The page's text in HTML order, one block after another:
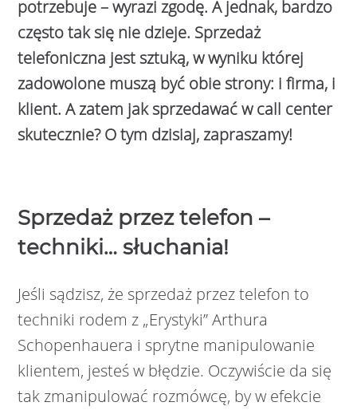
potrzebuje – wyrazi zgodę. A jednak, bardzo
często tak się nie dzieje. Sprzedaż
telefoniczna jest sztuką, w wyniku której
zadowolone muszą być obie strony: i firma, i
klient. A zatem jak sprzedawać w call center
skutecznie? O tym dzisiaj, zapraszamy!
Sprzedaż przez telefon –
techniki… słuchania!
Jeśli sądzisz, że sprzedaż przez telefon to
techniki rodem z „Erystyki” Arthura
Schopenhauera i sprytne manipulowanie
klientem, jesteś w błędzie. Oczywiście da się
tak zmanipulować rozmówcę, by w efekcie